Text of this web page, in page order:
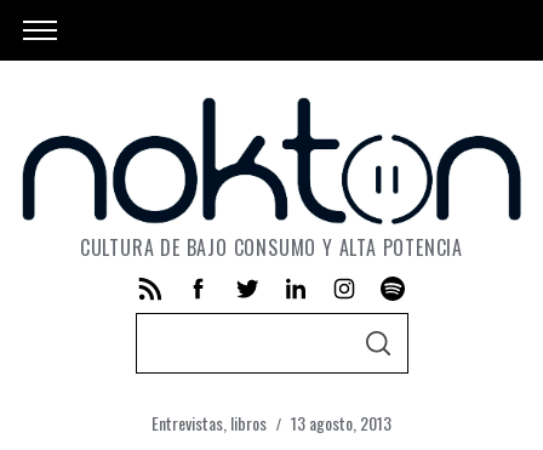
CULTURA DE BAJO CONSUMO Y ALTA POTENCIA
S
C
H
Entrevistas,libros 13 agosto, 2013